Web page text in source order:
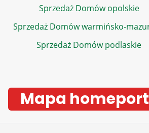
Sprzedaż Domów opolskie
Sprzedaż Domów warmińsko-
Sprzedaż Domów podlaskie
Mapa